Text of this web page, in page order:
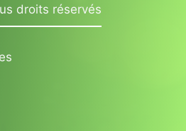
droits réservés